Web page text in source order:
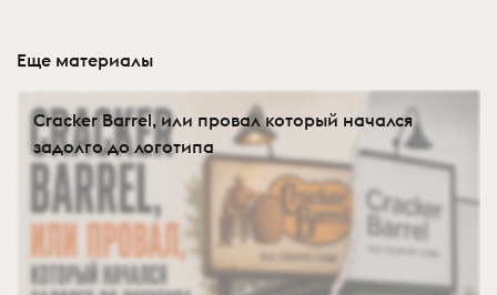
Еще материалы
Cracker Barrel, или провал который начался
задолго до логотипа